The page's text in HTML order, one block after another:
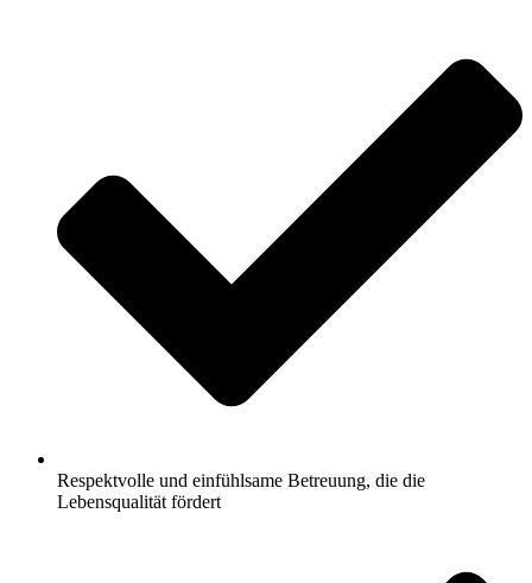
Respektvolle und einfühlsame Betreuung, die die
Lebensqualität fördert